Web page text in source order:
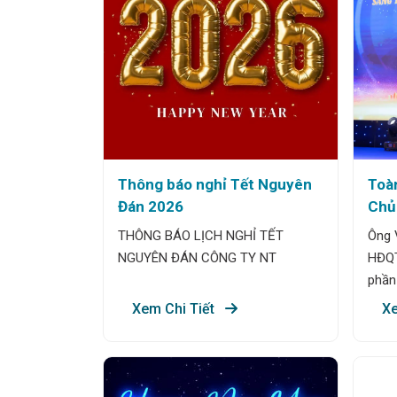
Thông báo nghỉ Tết Nguyên
Đán 2026
THÔNG BÁO LỊCH NGHỈ TẾT
NGUYÊN ĐÁN CÔNG TY NT
Xem Chi Tiết
NT
Ông